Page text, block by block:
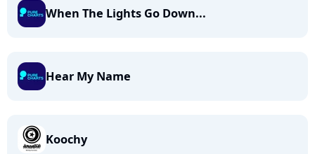
When The Lights Go Down...
Hear My Name
Koochy